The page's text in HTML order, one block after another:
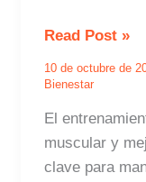
Read Post »
10 de octubre de
Bienestar
El
muscular y
clave para